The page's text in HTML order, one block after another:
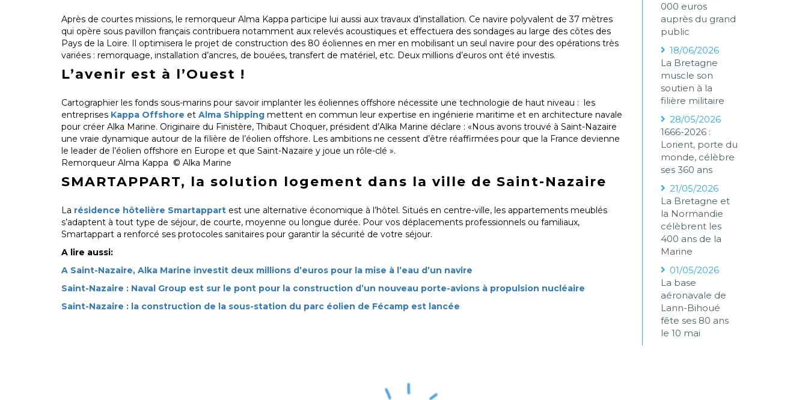
Après de courtes missions, le remorqueur Alma Kappa participe lui aussi aux travaux d’installation. Ce navire polyvalent de 37 mètres
qui opère sous pavillon français contribuera notamment aux relevés acoustiques et effectuera des sondages au large des côtes des
Pays de la Loire. Il optimisera le projet de construction des 80 éoliennes en mer en mobilisant un seul navire pour des opérations très
variées : remorquage, installation d’ancres, de bouées, transfert de matériel, etc. Deux millions d’euros ont été investis.
L’avenir est à l’Ouest !
Cartographier les fonds sous-marins pour savoir implanter les éoliennes offshore nécessite une technologie de haut niveau : les
entreprises Kappa Offshore et Alma Shipping mettent en commun leur expertise en ingénierie maritime et en architecture navale
pour créer Alka Marine. Originaire du Finistère, Thibaut Choquer, président d’Alka Marine déclare : «Nous avons trouvé à Saint-Nazaire
une vraie dynamique autour de la filière de l’éolien offshore. Les ambitions ne cessent d’être réaffirmées pour que la France devienne
le leader de l’éolien offshore en Europe et que Saint-Nazaire y joue un rôle-clé ».
Remorqueur Alma Kappa © Alka Marine
SMARTAPPART, la solution logement dans la ville de Saint-Nazaire
La résidence hôtelière Smartappart est une alternative économique à l’hôtel. Situés en centre-ville, les appartements meublés
s’adaptent à tout type de séjour, de courte, moyenne ou longue durée. Pour vos déplacements professionnels ou familiaux,
Smartappart a renforcé ses protocoles sanitaires pour garantir la sécurité de votre séjour.
A lire aussi:
A Saint-Nazaire, Alka Marine investit deux millions d’euros pour la mise à l’eau d’un navire
Saint-Nazaire : Naval Group est sur le pont pour la construction d’un nouveau porte-avions à propulsion nucléaire
Saint-Nazaire : la construction de la sous-station du parc éolien de Fécamp est lancée
000 euros
auprès du grand
public
18/06/2026
La Bretagne
muscle son
soutien à la
filière militaire
28/05/2026
1666-2026 :
Lorient, porte du
monde, célèbre
ses 360 ans
21/05/2026
La Bretagne et
la Normandie
célèbrent les
400 ans de la
Marine
01/05/2026
La base
aéronavale de
Lann-Bihoué
fête ses 80 ans
le 10 mai